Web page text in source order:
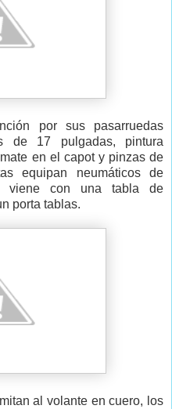
por sus pasarruedas
de 17 pulgadas, pintura
en el capot y pinzas de
equipan neumáticos de
viene con una tabla de
porta tablas.
al volante en cuero, los